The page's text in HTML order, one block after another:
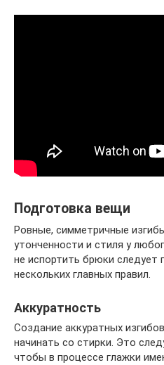
Подготовка вещи
Ровные, симметричные
утонченности и стиля у
не испортить брюки следует
нескольких главных правил.
Аккуратность
Создание аккуратных
начинать со стирки. Это
чтобы в процессе глажки